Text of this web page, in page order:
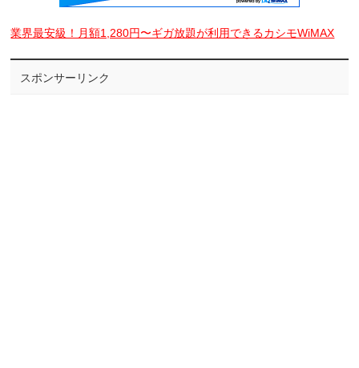
業界最安級！月額1,280円〜ギガ放題が利用できるカシモWiMAX
スポンサーリンク